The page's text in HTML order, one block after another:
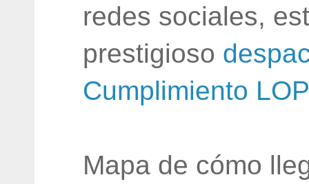
redes sociales,
prestigioso
Cumplimiento
Mapa de cómo